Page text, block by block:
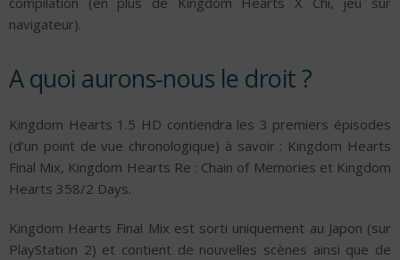
navigateur).
A quoi aurons-nous le droit ?
Kingdom Hearts 1.5 HD contiendra les 3 premiers épisodes
(d’un point de vue chronologique) à savoir : Kingdom Hearts
Final Mix, Kingdom Hearts Re : Chain of Memories et Kingdom
Hearts 358/2 Days.
Kingdom Hearts Final Mix est sorti uniquement au Japon (sur
PlayStation 2) et contient de nouvelles scènes ainsi que de